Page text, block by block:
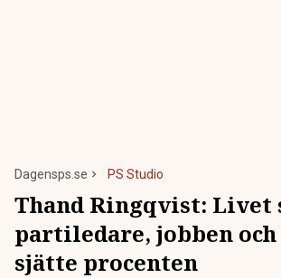
Dagensps.se PS Studio
Thand Ringqvist: Livet
partiledare, jobben
sjätte procenten